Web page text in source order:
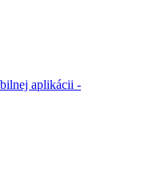
aplikácii -